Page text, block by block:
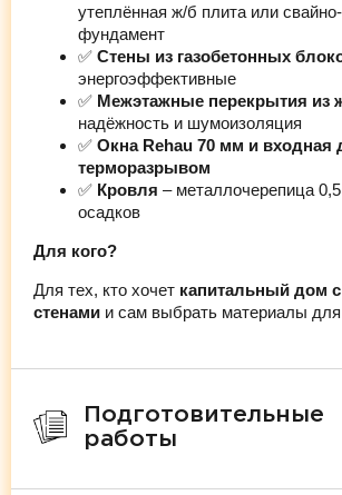
утеплённая ж/б плита или
фундамент
✅ Стены из газобетонных
энергоэффективные
✅ Межэтажные перекрытия из
надёжность и шумоизоляция
✅ Окна Rehau 70 мм и входная
терморазрывом
✅ Кровля – металлочерепица
осадков
Для кого?
Для тех, кто хочет капитальный дом
стенами и сам выбрать материалы для
Подготовительные
работы